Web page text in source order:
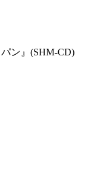
ン』(SHM-CD)